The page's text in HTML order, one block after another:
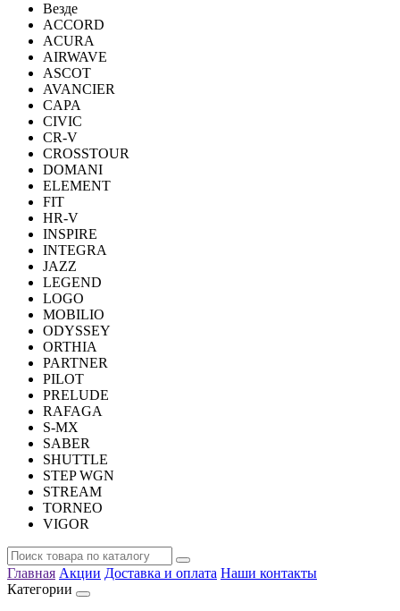
Везде
ACCORD
ACURA
AIRWAVE
ASCOT
AVANCIER
CAPA
CIVIC
CR-V
CROSSTOUR
DOMANI
ELEMENT
FIT
HR-V
INSPIRE
INTEGRA
JAZZ
LEGEND
LOGO
MOBILIO
ODYSSEY
ORTHIA
PARTNER
PILOT
PRELUDE
RAFAGA
S-MX
SABER
SHUTTLE
STEP WGN
STREAM
TORNEO
VIGOR
Главная Акции Доставка и оплата Наши контакты
Категории